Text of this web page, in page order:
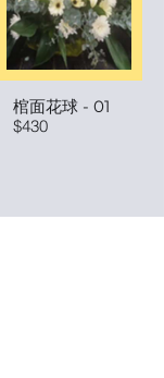
棺面花球 - 01
$430